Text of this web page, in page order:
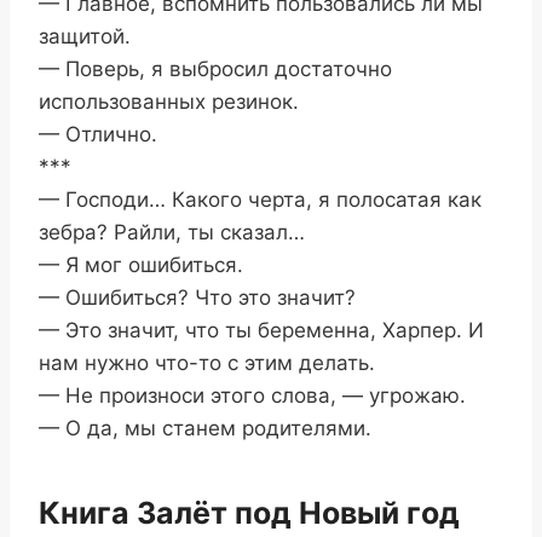
защитой.
— Поверь, я выбросил достаточно
использованных резинок.
— Отлично.
***
— Господи… Какого черта, я полосатая как
зебра? Райли, ты сказал…
— Я мог ошибиться.
— Ошибиться? Что это значит?
— Это значит, что ты беременна, Харпер. И
нам нужно что-то с этим делать.
— Не произноси этого слова, — угрожаю.
— О да, мы станем родителями.
Книга Залёт под Новый год